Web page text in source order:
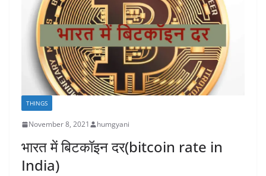
THINGS
November 8, 2021 humgyani
भारत में बिटकॉइन दर(bitcoin rate in
India)